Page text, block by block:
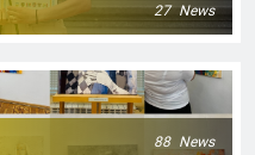
27 News
88 News